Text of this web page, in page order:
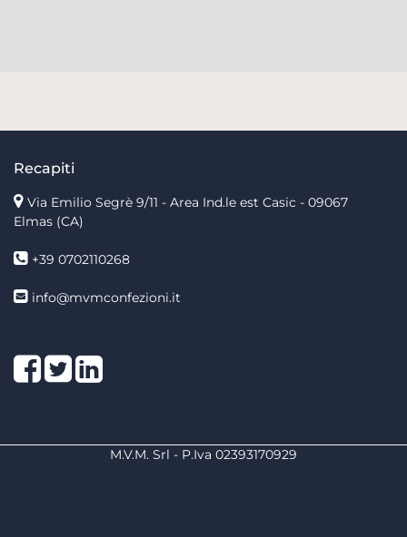
Recapiti
Via Emilio Segrè 9/11 - Area Ind.le est Casic - 09067
Elmas (CA)
+39 0702110268
info@mvmconfezioni.it
Facebook
TwitterLinkedIn
M.V.M. Srl - P.Iva 02393170929